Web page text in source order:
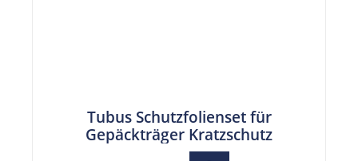
Tubus Schutzfolienset für
Gepäckträger Kratzschutz